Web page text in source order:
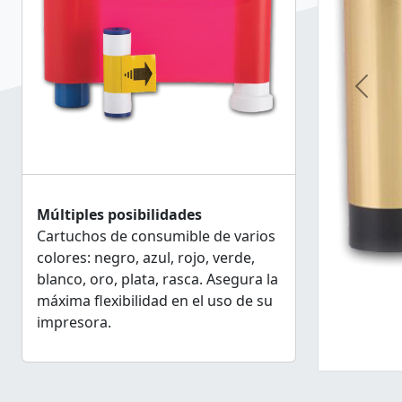
Múltiples posibilidades
Cartuchos de consumible de varios
colores: negro, azul, rojo, verde,
blanco, oro, plata, rasca. Asegura la
máxima flexibilidad en el uso de su
impresora.